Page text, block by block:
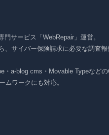
サービス「WebRepair」運営。
、サイバー保険請求に必要な調査
a-blog cms・Movable Typeなどの
ムワークにも対応。